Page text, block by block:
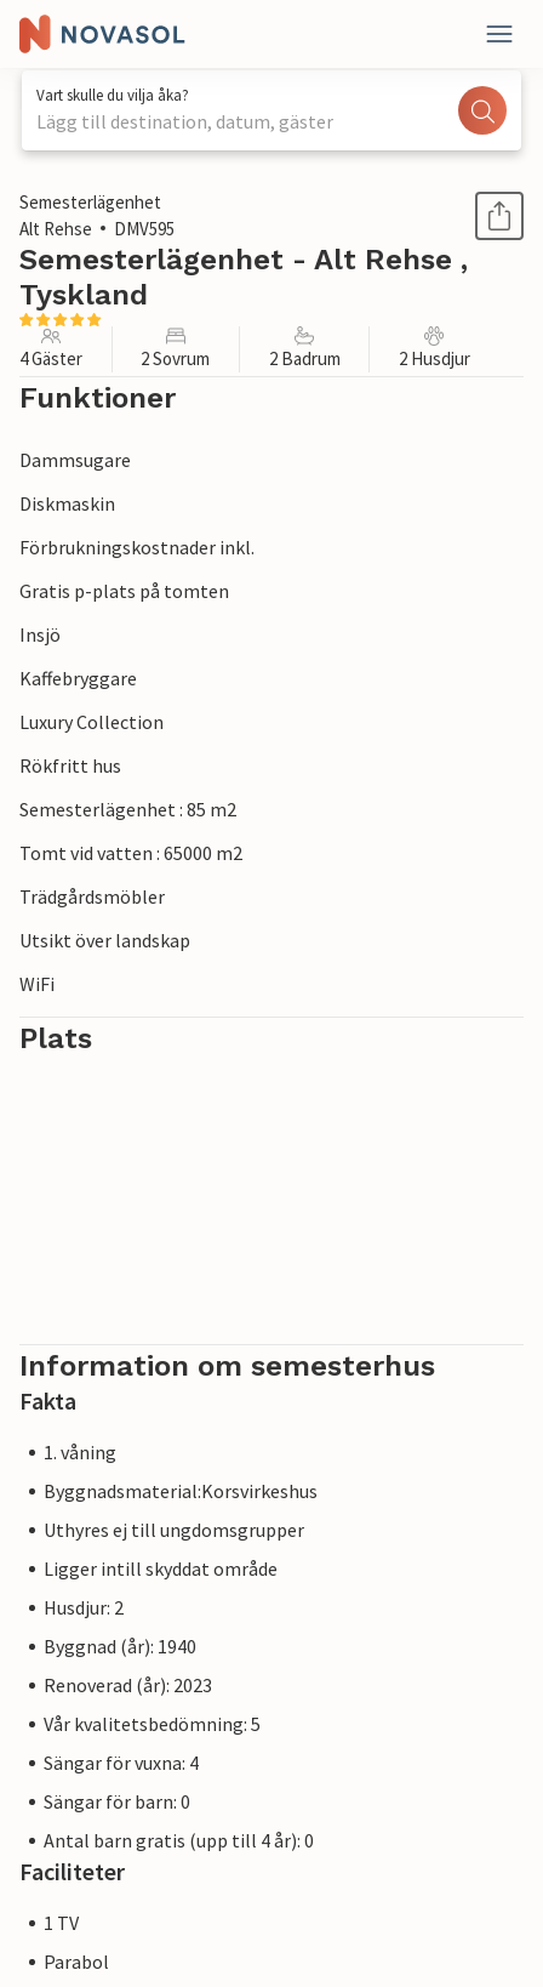
Vart skulle du vilja åka?
Lägg till destination, datum, gäster
1 / 1
Semesterlägenhet
Alt Rehse
DMV595
Semesterlägenhet - Alt Rehse ,
Tyskland
4 Gäster 2 Sovrum 2 Badrum 2 Husdjur
Funktioner
Dammsugare
Diskmaskin
Förbrukningskostnader inkl.
Gratis p-plats på tomten
Insjö
Kaffebryggare
Luxury Collection
Rökfritt hus
Semesterlägenhet : 85 m2
Tomt vid vatten : 65000 m2
Trädgårdsmöbler
Utsikt över landskap
WiFi
Plats
Information om semesterhus
Fakta
1. våning
Byggnadsmaterial:Korsvirkeshus
Uthyres ej till ungdomsgrupper
Ligger intill skyddat område
Husdjur: 2
Byggnad (år): 1940
Renoverad (år): 2023
Vår kvalitetsbedömning: 5
Sängar för vuxna: 4
Sängar för barn: 0
Antal barn gratis (upp till 4 år): 0
Faciliteter
1 TV
Parabol